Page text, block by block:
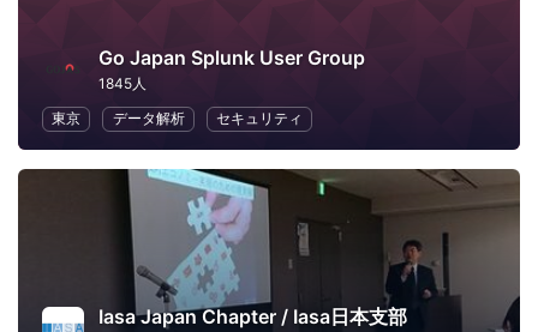
Go Japan Splunk User Group
1845人
東京
データ解析 セキュリティ
Iasa Japan Chapter / Iasa日本支部